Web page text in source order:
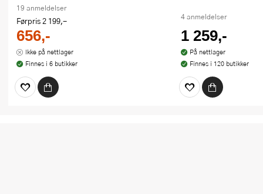
19 anmeldelser
Førpris2 199,-
656,-
Ikke på nettlager
Finnes i 6 butikker
4 anmeldelser
1 259,-
På nettlager
Finnes i 120 butikker